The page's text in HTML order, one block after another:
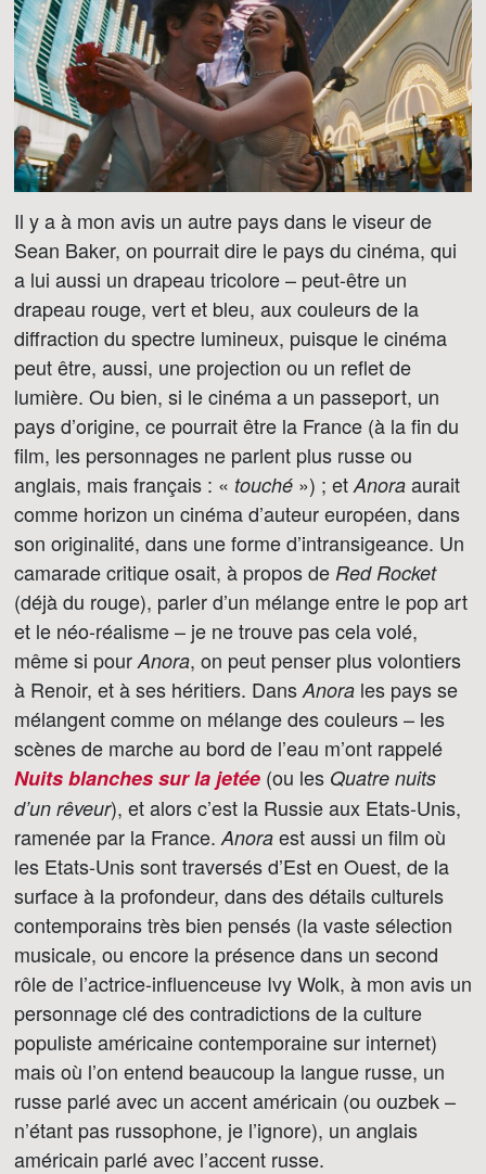
Il y a à mon avis un autre pays dans le viseur de
Sean Baker, on pourrait dire le pays du cinéma, qui
a lui aussi un drapeau tricolore – peut-être un
drapeau rouge, vert et bleu, aux couleurs de la
diffraction du spectre lumineux, puisque le cinéma
peut être, aussi, une projection ou un reflet de
lumière. Ou bien, si le cinéma a un passeport, un
pays d’origine, ce pourrait être la France (à la fin du
film, les personnages ne parlent plus russe ou
anglais, mais français : « touché ») ; et Anora aurait
comme horizon un cinéma d’auteur européen, dans
son originalité, dans une forme d’intransigeance. Un
camarade critique osait, à propos de Red Rocket
(déjà du rouge), parler d’un mélange entre le pop art
et le néo-réalisme – je ne trouve pas cela volé,
même si pour Anora, on peut penser plus volontiers
à Renoir, et à ses héritiers. Dans Anora les pays se
mélangent comme on mélange des couleurs – les
scènes de marche au bord de l’eau m’ont rappelé
Nuits blanches sur la jetée (ou les Quatre nuits
d’un rêveur), et alors c’est la Russie aux Etats-Unis,
ramenée par la France. Anora est aussi un film où
les Etats-Unis sont traversés d’Est en Ouest, de la
surface à la profondeur, dans des détails culturels
contemporains très bien pensés (la vaste sélection
musicale, ou encore la présence dans un second
rôle de l’actrice-influenceuse Ivy Wolk, à mon avis un
personnage clé des contradictions de la culture
populiste américaine contemporaine sur internet)
mais où l’on entend beaucoup la langue russe, un
russe parlé avec un accent américain (ou ouzbek –
n’étant pas russophone, je l’ignore), un anglais
américain parlé avec l’accent russe.